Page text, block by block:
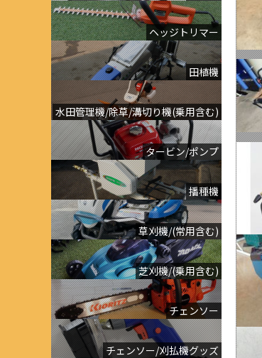
ヘッジトリマー
田植機
水田管理機/除草/溝切り機(乗用含む)
タービン/ポンプ
播種機
草刈機/(常用含む)
芝刈機/(乗用含む)
チェンソー
チェンソー/刈払機グッズ